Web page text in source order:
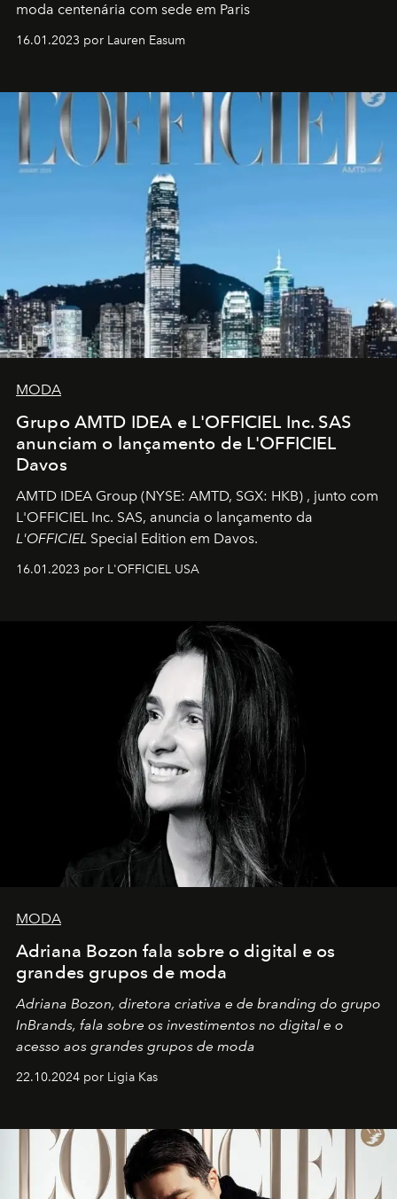
moda centenária com sede em Paris
16.01.2023 por Lauren Easum
MODA
Grupo AMTD IDEA e L'OFFICIEL Inc. SAS
anunciam o lançamento de L'OFFICIEL
Davos
AMTD IDEA Group (NYSE: AMTD, SGX: HKB) , junto com
L'OFFICIEL Inc. SAS, anuncia o lançamento da
L'OFFICIEL Special Edition em Davos.
16.01.2023 por L'OFFICIEL USA
MODA
Adriana Bozon fala sobre o digital e os
grandes grupos de moda
Adriana Bozon, diretora criativa e de branding do grupo
InBrands, fala sobre os investimentos no digital e o
acesso aos grandes grupos de moda
22.10.2024 por Ligia Kas